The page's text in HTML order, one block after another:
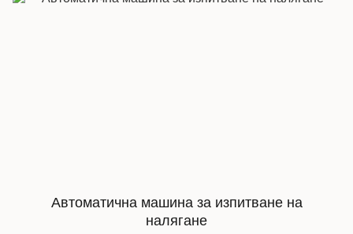
Автоматична машина за изпитване на
налягане